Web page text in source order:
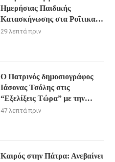
Ημερήσιας Παιδικής
Κατασκήνωσης στα Ροΐτικα
με τον ΝΟΠ
29 λεπτά πριν
Ο Πατρινός δημοσιογράφος
Ιάσονας Τσόλης στις
“Εξελίξεις Τώρα” με την
Αναστασία Γιάμαλη
47 λεπτά πριν
Καιρός στην Πάτρα: Ανεβαίνει